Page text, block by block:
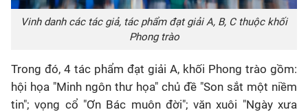
Vinh danh các tác giả, tác phẩm đạt giải A, B, C thuộc khối
Phong trào
Trong đó, 4 tác phẩm đạt giải A, khối Phong trào gồm:
hội họa "Minh ngôn thư họa" chủ đề "Son sắt một niềm
tin"; vọng cổ "Ơn Bác muôn đời"; văn xuôi "Ngày xưa